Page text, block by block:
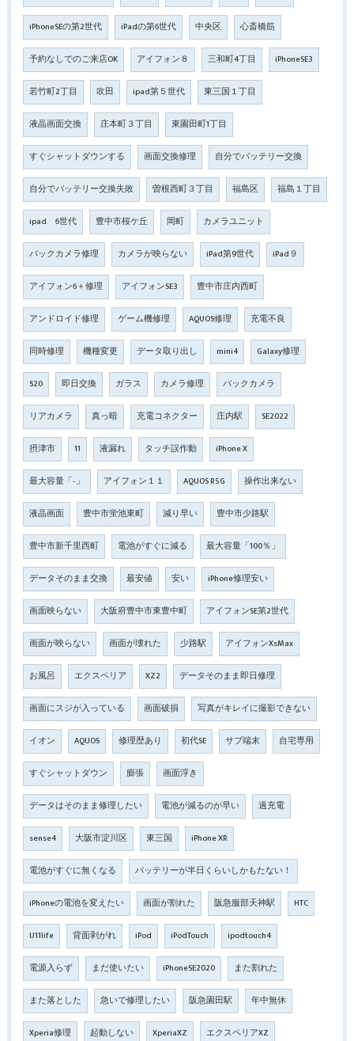
iPhoneSEの第2世代 iPadの第6世代 中央区 心斎橋筋
予約なしでのご来店OK アイフォン８ 三和町4丁目 iPhoneSE3
若竹町2丁目 吹田 ipad第５世代 東三国１丁目
液晶画面交換 庄本町３丁目 東園田町1丁目
すぐシャットダウンする 画面交換修理 自分でバッテリー交換
自分でバッテリー交換失敗 曽根西町３丁目 福島区 福島１丁目
ipad 6世代 豊中市桜ケ丘 岡町 カメラユニット
バックカメラ修理 カメラが映らない iPad第9世代 iPad９
アイフォン6＋修理 アイフォンSE3 豊中市庄内西町
アンドロイド修理 ゲーム機修理 AQUOS修理 充電不良
同時修理 機種変更 データ取り出し mini4 Galaxy修理
S20 即日交換 ガラス カメラ修理 バックカメラ
リアカメラ 真っ暗 充電コネクター 庄内駅 SE2022
摂津市 11 液漏れ タッチ誤作動 iPhone X
最大容量「‐」 アイフォン１１ AQUOS R5G 操作出来ない
液晶画面 豊中市蛍池東町 減り早い 豊中市少路駅
豊中市新千里西町 電池がすぐに減る 最大容量「100％」
データそのまま交換 最安値 安い iPhone修理安い
画面映らない 大阪府豊中市東豊中町 アイフォンSE第2世代
画面が映らない 画面が壊れた 少路駅 アイフォンXsMax
お風呂 エクスペリア XZ2 データそのまま即日修理
画面にスジが入っている 画面破損 写真がキレイに撮影できない
イオン AQUOS 修理歴あり 初代SE サブ端末 自宅専用
すぐシャットダウン 膨張 画面浮き
データはそのまま修理したい 電池が減るのが早い 過充電
sense4 大阪市淀川区 東三国 iPhone XR
電池がすぐに無くなる バッテリーが半日くらいしかもたない！
iPhoneの電池を変えたい 画面が割れた 阪急服部天神駅 HTC
U11life 背面剥がれ iPod iPodTouch ipodtouch4
電源入らず まだ使いたい iPhoneSE2020 また割れた
また落とした 急いで修理したい 阪急園田駅 年中無休
Xperia修理 起動しない XperiaXZ エクスペリアXZ